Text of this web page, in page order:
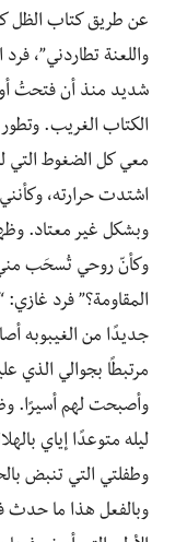
عن طريق كتاب الظل
واللعنة تطاردني”،
شديد منذ أن فتحتُ
الكتاب الغريب.
معي كل الضغوط التي
اشتدت حرارته،
وبشكل غير معتاد.
وكأنّ روحي تُسحَب
المقاومة؟” فرد غازي:
جديدًا من الغيبوبه
مرتبطًا بجوالي الذي
وأصبحت لهم أسيرًا.
ليله متوعدًا إياي
وطفلتي التي تنبض
وبالفعل هذا ما حدث